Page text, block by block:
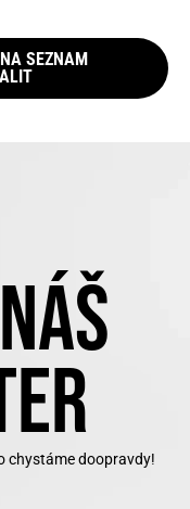
SEZNAM
chystáme doopravdy!